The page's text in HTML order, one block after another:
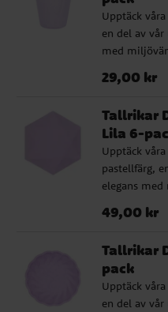
Upptäck
en del av
med
festlighet.
av plast.
stabila
stilsäker
Pris :29,00 kr
29,00 kr
Tallrikar
Lila 6-
Upptäck
pastellfärg,
elegans
kalas och
spår av
gör dem till
Pris :49,00 kr
49,00 kr
Tallrikar
pack
Upptäck
en del av